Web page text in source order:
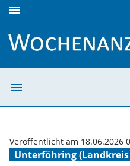
menu
menu
Unterföhring
Veröffentlicht am 18.06.2026